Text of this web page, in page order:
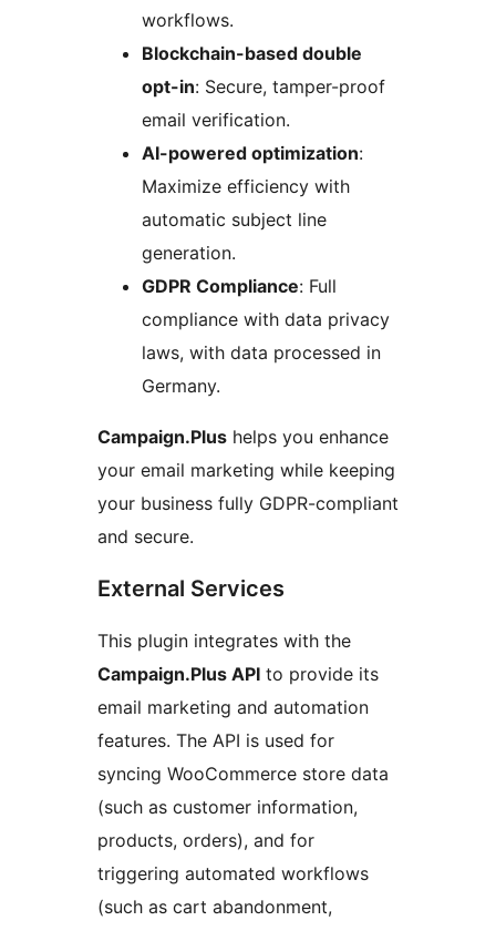
workflows.
Blockchain-based double
opt-in: Secure, tamper-proof
email verification.
AI-powered optimization:
Maximize efficiency with
automatic subject line
generation.
GDPR Compliance: Full
compliance with data privacy
laws, with data processed in
Germany.
Campaign.Plus helps you enhance
your email marketing while keeping
your business fully GDPR-compliant
and secure.
External Services
This plugin integrates with the
Campaign.Plus API to provide its
email marketing and automation
features. The API is used for
syncing WooCommerce store data
(such as customer information,
products, orders), and for
triggering automated workflows
(such as cart abandonment,